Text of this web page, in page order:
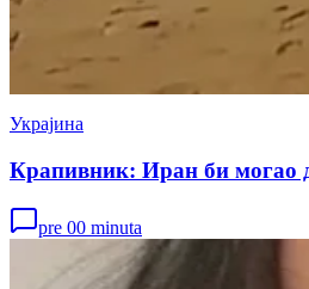
Украјина
Крапивник: Иран би могао
pre 00 minuta